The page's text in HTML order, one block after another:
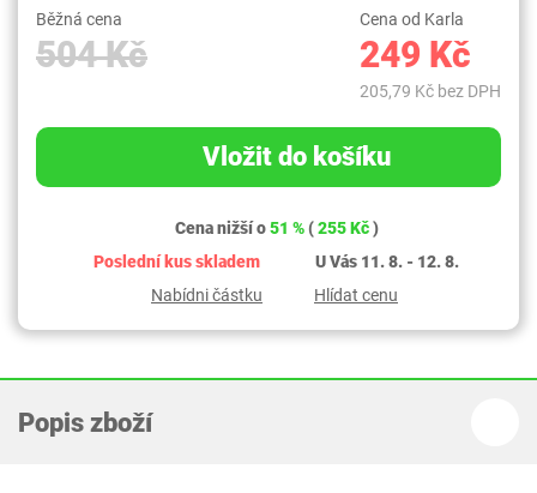
Běžná cena
504 Kč
Cena od Karla
249 Kč
205,79 Kč bez DPH
Vložit do košíku
Cena nižší o51 %(255 Kč)
Poslední kus skladem
U Vás 11. 8. - 12. 8.
Nabídni částku
Hlídat cenu
Popis zboží